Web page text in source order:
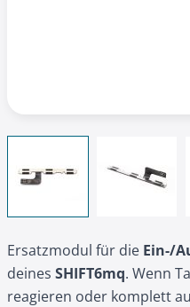
Ersatzmodul für die Ein-/
deines SHIFT6mq. Wenn
reagieren oder komplett